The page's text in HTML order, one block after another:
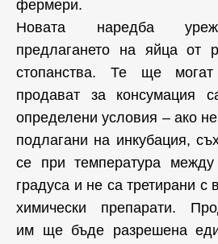
фермери.
Новата наредба
предлагането на яйца от
стопанства. Те ще
продават за консумация
определени условия – ако
подлагани на инкубация,
се при температура
градуса и не са третирани с
химически препарати.
им ще бъде разрешена